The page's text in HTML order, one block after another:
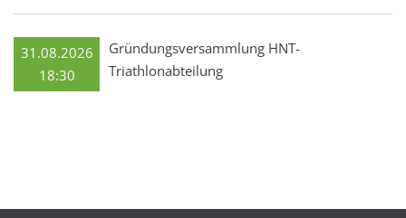
31.08.2026
18:30
Gründungsversammlung HNT-
Triathlonabteilung